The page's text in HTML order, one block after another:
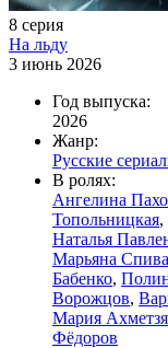
8 серия
На льду
3 июнь 2026
Год выпуска:
2026
Жанр:
Русские
В ролях:
Ангелина
Топольницкая,
Наталья
Марьяна
Бабенко,
Ворожцов,
Мария
Фёдоров